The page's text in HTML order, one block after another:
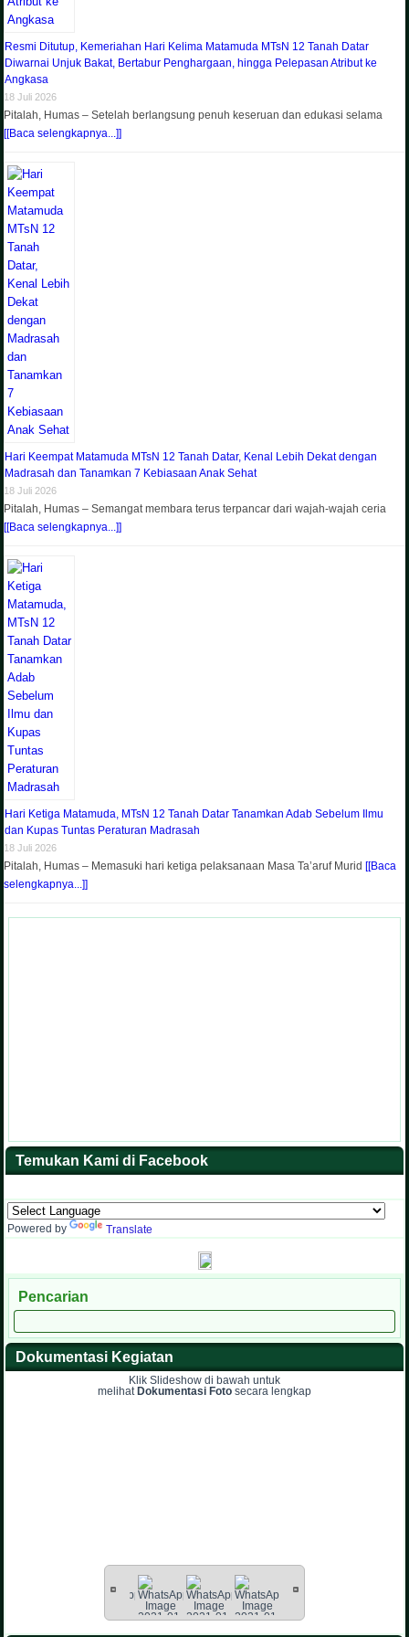
Resmi Ditutup, Kemeriahan Hari Kelima Matamuda MTsN 12 Tanah Datar
Diwarnai Unjuk Bakat, Bertabur Penghargaan, hingga Pelepasan Atribut ke
Angkasa
18 Juli 2026
Pitalah, Humas – Setelah berlangsung penuh keseruan dan edukasi selama
[[Baca selengkapnya...]]
Hari Keempat Matamuda MTsN 12 Tanah Datar, Kenal Lebih Dekat dengan
Madrasah dan Tanamkan 7 Kebiasaan Anak Sehat
18 Juli 2026
Pitalah, Humas – Semangat membara terus terpancar dari wajah-wajah ceria
[[Baca selengkapnya...]]
Hari Ketiga Matamuda, MTsN 12 Tanah Datar Tanamkan Adab Sebelum Ilmu
dan Kupas Tuntas Peraturan Madrasah
18 Juli 2026
Pitalah, Humas – Memasuki hari ketiga pelaksanaan Masa Ta’aruf Murid[[Baca
selengkapnya...]]
Temukan Kami di Facebook
Powered by Translate
Pencarian
Dokumentasi Kegiatan
Klik Slideshow di bawah untuk
melihat Dokumentasi Foto secara lengkap